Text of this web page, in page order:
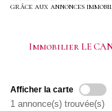
grâce aux annonces
Immobilier LE
Afficher la carte
1 annonce(s) trouvée(s)